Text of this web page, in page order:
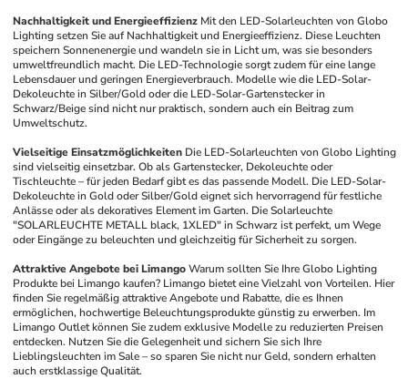
Nachhaltigkeit und Energieeffizienz Mit den LED-Solarleuchten von Globo
Lighting setzen Sie auf Nachhaltigkeit und Energieeffizienz. Diese Leuchten
speichern Sonnenenergie und wandeln sie in Licht um, was sie besonders
umweltfreundlich macht. Die LED-Technologie sorgt zudem für eine lange
Lebensdauer und geringen Energieverbrauch. Modelle wie die LED-Solar-
Dekoleuchte in Silber/Gold oder die LED-Solar-Gartenstecker in
Schwarz/Beige sind nicht nur praktisch, sondern auch ein Beitrag zum
Umweltschutz.
Vielseitige Einsatzmöglichkeiten Die LED-Solarleuchten von Globo Lighting
sind vielseitig einsetzbar. Ob als Gartenstecker, Dekoleuchte oder
Tischleuchte – für jeden Bedarf gibt es das passende Modell. Die LED-Solar-
Dekoleuchte in Gold oder Silber/Gold eignet sich hervorragend für festliche
Anlässe oder als dekoratives Element im Garten. Die Solarleuchte
"SOLARLEUCHTE METALL black, 1XLED" in Schwarz ist perfekt, um Wege
oder Eingänge zu beleuchten und gleichzeitig für Sicherheit zu sorgen.
Attraktive Angebote bei Limango Warum sollten Sie Ihre Globo Lighting
Produkte bei Limango kaufen? Limango bietet eine Vielzahl von Vorteilen. Hier
finden Sie regelmäßig attraktive Angebote und Rabatte, die es Ihnen
ermöglichen, hochwertige Beleuchtungsprodukte günstig zu erwerben. Im
Limango Outlet können Sie zudem exklusive Modelle zu reduzierten Preisen
entdecken. Nutzen Sie die Gelegenheit und sichern Sie sich Ihre
Lieblingsleuchten im Sale – so sparen Sie nicht nur Geld, sondern erhalten
auch erstklassige Qualität.